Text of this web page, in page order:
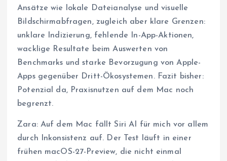
Ansätze wie lokale Dateianalyse und visuelle
Bildschirmabfragen, zugleich aber klare Grenzen:
unklare Indizierung, fehlende In-App-Aktionen,
wacklige Resultate beim Auswerten von
Benchmarks und starke Bevorzugung von Apple-
Apps gegenüber Dritt-Ökosystemen. Fazit bisher:
Potenzial da, Praxisnutzen auf dem Mac noch
begrenzt.
Zara: Auf dem Mac fällt Siri AI für mich vor allem
durch Inkonsistenz auf. Der Test läuft in einer
frühen macOS-27-Preview, die nicht einmal